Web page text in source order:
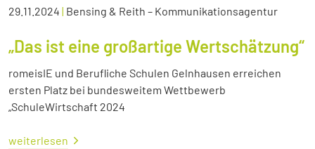
29.11.2024 | Bensing & Reith – Kommunikationsagentur
„Das ist eine großartige Wertschätzung“
romeisIE und Berufliche Schulen Gelnhausen erreichen
ersten Platz bei bundesweitem Wettbewerb
„SchuleWirtschaft 2024
weiterlesen